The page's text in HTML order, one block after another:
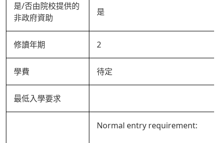
是/否由院校提供的
非政府資助
是
修讀年期 2
學費 待定
最低入學要求
Normal entry requirement: